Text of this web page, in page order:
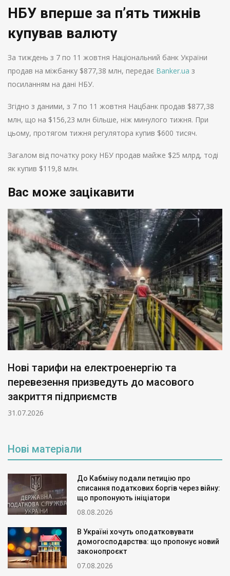
НБУ вперше за п’ять тижнів
купував валюту
За тиждень з 7 по 11 жовтня Національний банк України
продав на міжбанку $877,38 млн, передає Banker.ua з
посиланням на дані НБУ.
Згідно з даними, з 7 по 11 жовтня Нацбанк продав $877,38
млн, що на $156,23 млн більше, ніж минулого тижня. При
цьому, протягом тижня регулятора купив $600 тисяч.
Загалом від початку року НБУ продав майже $25 млрд, тоді
як купив $119,8 млн.
Вас може зацікавити
Нові тарифи на електроенергію та
перевезення призведуть до масового
закриття підприємств
31.07.2026
Нові матеріали
До Кабміну подали петицію про
списання податкових боргів через війну:
що пропонують ініціатори
08.08.2026
В Україні хочуть оподатковувати
домогосподарства: що пропонує новий
законопроєкт
07.08.2026